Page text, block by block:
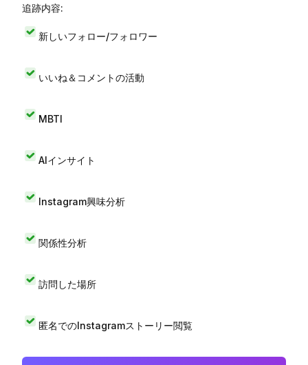
追跡内容:
新しいフォロー/フォロワー
いいね＆コメントの活動
MBTI
AIインサイト
Instagram興味分析
関係性分析
訪問した場所
匿名でのInstagramストーリー閲覧